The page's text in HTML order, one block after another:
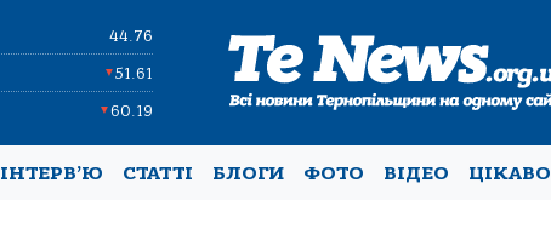
44.76
▼51.61
▼60.19
ІНТЕРВ’Ю СТАТТІ БЛОГИ ФОТО ВІДЕО ЦІКАВО